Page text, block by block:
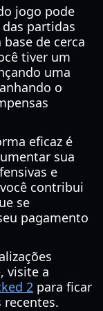
jogo pode
partidas
de cerca
tiver um
uma
o
eficaz é
sua
e
contribui
se
pagamento
visite a
2 para ficar